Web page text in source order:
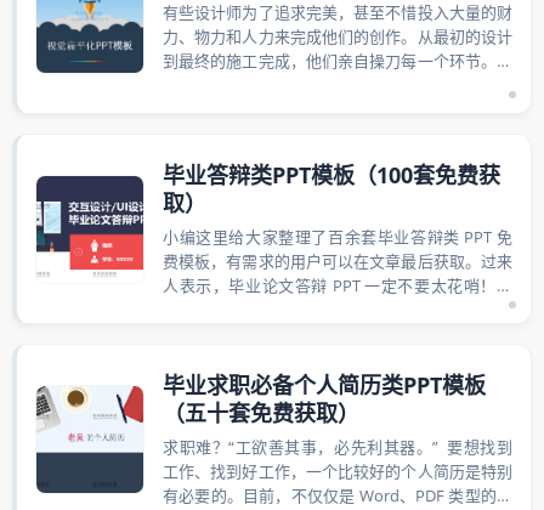
有些设计师为了追求完美，甚至不惜投入大量的财
力、物力和人力来完成他们的创作。从最初的设计
到最终的施工完成，他们亲自操刀每一个环节。当
毕业答辩类PPT模板（100套免费获
取）
小编这里给大家整理了百余套毕业答辩类 PPT 免
费模板，有需求的用户可以在文章最后获取。过来
人表示，毕业论文答辩 PPT 一定不要太花哨！并
毕业求职必备个人简历类PPT模板
（五十套免费获取）
求职难？“工欲善其事，必先利其器。” 要想找到
工作、找到好工作，一个比较好的个人简历是特别
有必要的。目前，不仅仅是 Word、PDF 类型的简